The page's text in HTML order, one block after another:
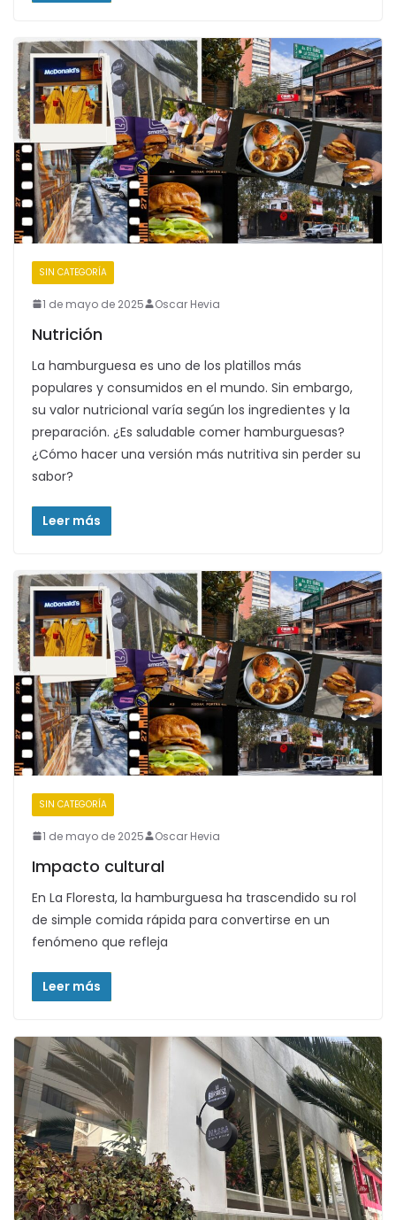
SIN CATEGORÍA
1 de mayo de 2025 Oscar Hevia
Nutrición
La hamburguesa es uno de los platillos más
populares y consumidos en el mundo. Sin embargo,
su valor nutricional varía según los ingredientes y la
preparación. ¿Es saludable comer hamburguesas?
¿Cómo hacer una versión más nutritiva sin perder su
sabor?
Leer más
SIN CATEGORÍA
1 de mayo de 2025 Oscar Hevia
Impacto cultural
En La Floresta, la hamburguesa ha trascendido su rol
de simple comida rápida para convertirse en un
fenómeno que refleja
Leer más